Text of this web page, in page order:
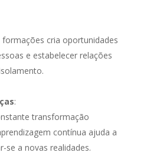
cria oportunidades
e estabelecer relações
:
transformação
contínua ajuda a
se a novas realidades.